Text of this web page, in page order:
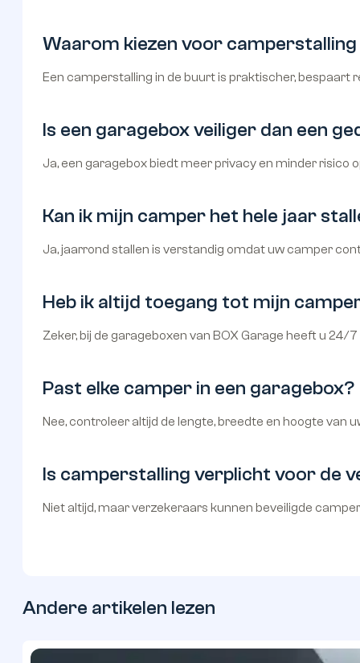
Waarom kiezen voor
Een camperstalling in de buurt is praktischer,
Is een garagebox veiliger dan een
Ja, een garagebox biedt meer privacy en minder risico
Kan ik mijn camper het hele jaar
Ja, jaarrond stallen is verstandig omdat uw camper
Heb ik altijd toegang tot mijn
Zeker, bij de garageboxen van BOX Garage heeft u 24/
Past elke camper in een garagebox?
Nee, controleer altijd de lengte, breedte en hoogte van
Is camperstalling verplicht voor de
Niet altijd, maar verzekeraars kunnen beveiligde
Andere artikelen lezen